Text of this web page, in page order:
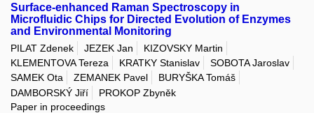
Surface-enhanced Raman Spectroscopy in
Microfluidic Chips for Directed Evolution of Enzymes
and Environmental Monitoring
PILAT Zdenek JEZEK Jan
KIZOVSKY Martin
KLEMENTOVA Tereza
KRATKY Stanislav
SOBOTA Jaroslav
SAMEK Ota
ZEMANEK Pavel
BURYŠKA Tomáš
DAMBORSKÝ Jiří
PROKOP Zbyněk
Paper in proceedings